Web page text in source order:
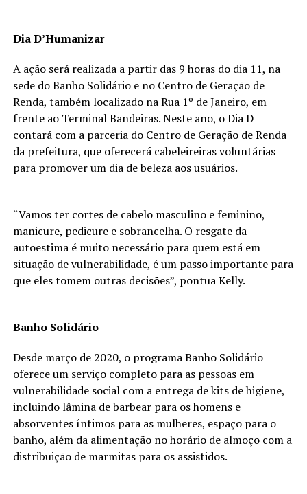
Dia D’Humanizar
A ação será realizada a partir das 9 horas do dia 11, na
sede do Banho Solidário e no Centro de Geração de
Renda, também localizado na Rua 1º de Janeiro, em
frente ao Terminal Bandeiras. Neste ano, o Dia D
contará com a parceria do Centro de Geração de Renda
da prefeitura, que oferecerá cabeleireiras voluntárias
para promover um dia de beleza aos usuários.
“Vamos ter cortes de cabelo masculino e feminino,
manicure, pedicure e sobrancelha. O resgate da
autoestima é muito necessário para quem está em
situação de vulnerabilidade, é um passo importante para
que eles tomem outras decisões”, pontua Kelly.
Banho Solidário
Desde março de 2020, o programa Banho Solidário
oferece um serviço completo para as pessoas em
vulnerabilidade social com a entrega de kits de higiene,
incluindo lâmina de barbear para os homens e
absorventes íntimos para as mulheres, espaço para o
banho, além da alimentação no horário de almoço com a
distribuição de marmitas para os assistidos.